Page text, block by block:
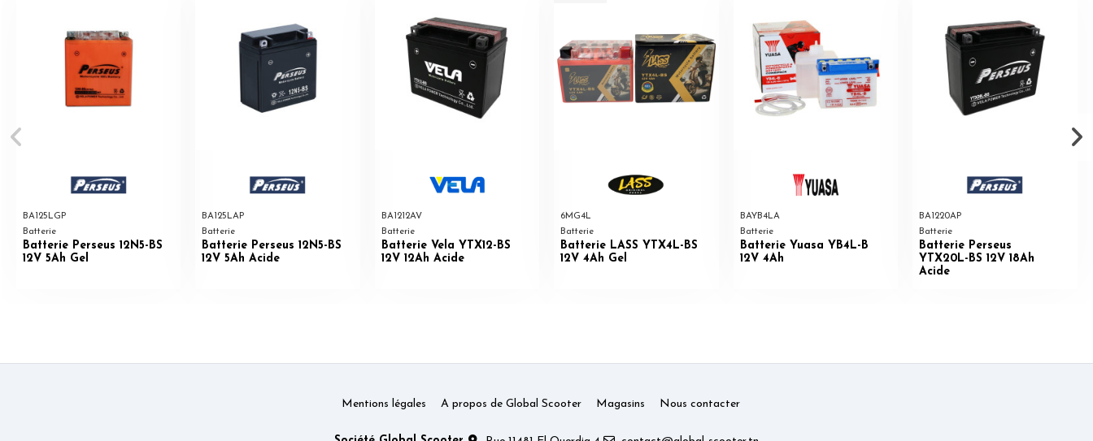
BA125LGP
Batterie
Batterie Perseus 12N5-BS
12V 5Ah Gel
BA125LAP
Batterie
Batterie Perseus 12N5-BS
12V 5Ah Acide
BA1212AV
Batterie
Batterie Vela YTX12-BS
12V 12Ah Acide
6MG4L
Batterie
Batterie LASS YTX4L-BS
12V 4Ah Gel
BAYB4LA
Batterie
Batterie Yuasa YB4L-B
12V 4Ah
BA1220AP
Batterie
Batterie Perseus
YTX20L-BS 12V 18Ah
Acide
Mentions légales A propos de Global Scooter Magasins Nous contacter